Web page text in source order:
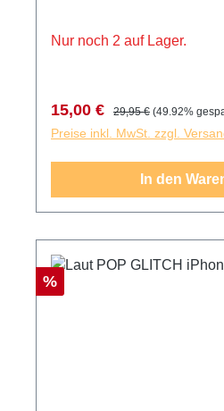
Nur noch 2 auf Lager.
Verkaufspreis:
15,00 € Regulärer Preis:
29,95 € (49.92%
Preise inkl. MwSt. zzgl.
In den
Rabatt
%